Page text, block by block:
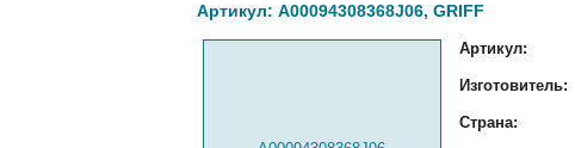
Артикул: A00094308368J06, GRIFF
Артикул:
Изготовитель:
Страна: